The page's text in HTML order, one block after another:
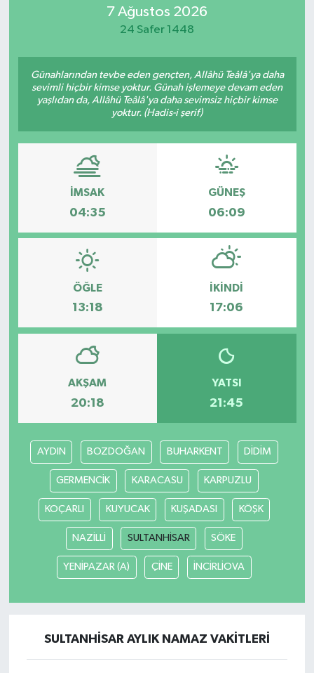
7 Ağustos 2026
24 Safer 1448
Günahlarından tevbe eden gençten, Allâhü Teâlâ'ya daha
sevimli hiçbir kimse yoktur. Günah işlemeye devam eden
yaşlıdan da, Allâhü Teâlâ'ya daha sevimsiz hiçbir kimse
yoktur. (Hadis-i şerif)
İMSAK
04:35
GÜNEŞ
06:09
ÖĞLE
13:18
İKINDI
17:06
AKŞAM
20:18
YATSI
21:45
AYDIN BOZDOĞAN BUHARKENT DİDİM
GERMENCİK KARACASU KARPUZLU
KOÇARLI KUYUCAK KUŞADASI KÖŞK
NAZİLLİ SULTANHİSAR SÖKE
YENİPAZAR (A) ÇİNE İNCİRLİOVA
SULTANHİSAR AYLIK NAMAZ VAKITLERI